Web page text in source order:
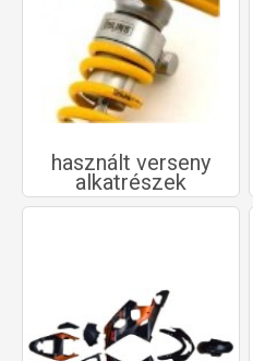
használt verseny
alkatrészek